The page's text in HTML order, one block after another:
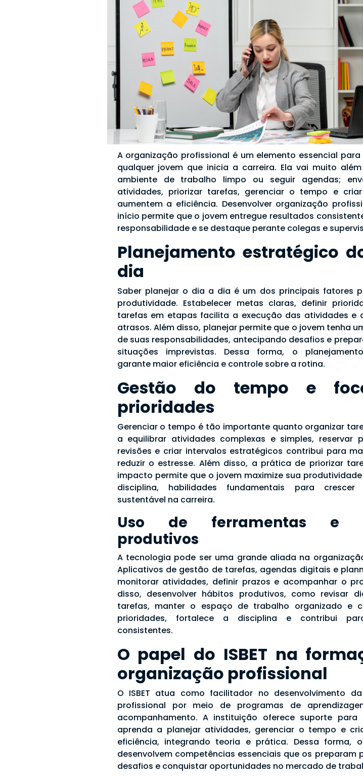
A organização profissional é um elemento essencial
qualquer jovem que inicia a carreira. Ela vai muito
ambiente de trabalho limpo ou seguir agendas;
atividades, priorizar tarefas, gerenciar o tempo e
aumentem a eficiência. Desenvolver organização
início permite que o jovem entregue resultados
responsabilidade e se destaque perante colegas e
Planejamento estratégico
dia
Saber planejar o dia a dia é um dos principais fatores
produtividade. Estabelecer metas claras, definir
tarefas em etapas facilita a execução das atividades e
atrasos. Além disso, planejar permite que o jovem tenha
de suas responsabilidades, antecipando desafios e
situações imprevistas. Dessa forma, o
garante maior eficiência e controle sobre a rotina.
Gestão do tempo e
prioridades
Gerenciar o tempo é tão importante quanto organizar
a equilibrar atividades complexas e simples, reservar
revisões e criar intervalos estratégicos contribui para
reduzir o estresse. Além disso, a prática de priorizar
impacto permite que o jovem maximize sua
disciplina, habilidades fundamentais para
sustentável na carreira.
Uso de ferramentas e
produtivos
A tecnologia pode ser uma grande aliada na
Aplicativos de gestão de tarefas, agendas digitais e
monitorar atividades, definir prazos e acompanhar o
disso, desenvolver hábitos produtivos, como revisar
tarefas, manter o espaço de trabalho organizado e
prioridades, fortalece a disciplina e contribui
consistentes.
O papel do ISBET na
organização profissional
O ISBET atua como facilitador no desenvolvimento
profissional por meio de programas de
acompanhamento. A instituição oferece suporte
aprenda a planejar atividades, gerenciar o tempo e
eficiência, integrando teoria e prática. Dessa forma,
desenvolvem competências essenciais que os preparam
desafios e conquistar oportunidades no mercado de